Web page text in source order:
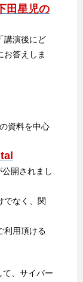
田星児の
講演後にど
お答えしま
資料を中心
公開されまし
でなく、関
利用頂ける
て、サイバー